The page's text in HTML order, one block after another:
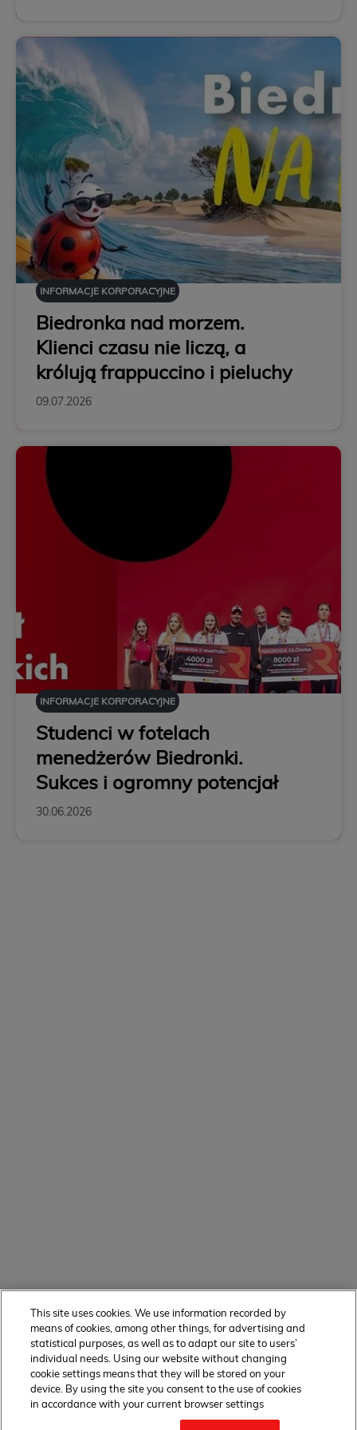
INFORMACJE KORPORACYJNE
Biedronka nad morzem.
Klienci czasu nie liczą, a
królują frappuccino i pieluchy
09.07.2026
INFORMACJE KORPORACYJNE
Studenci w fotelach
menedżerów Biedronki.
Sukces i ogromny potencjał
30.06.2026
This site uses cookies. We use information recorded by
means of cookies, among other things, for advertising and
statistical purposes, as well as to adapt our site to users’
individual needs. Using our website without changing
cookie settings means that they will be stored on your
device. By using the site you consent to the use of cookies
in accordance with your current browser settings